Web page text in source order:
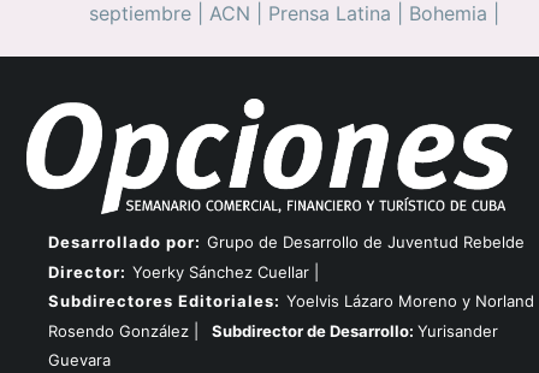
septiembre| ACN Prensa Latina Bohemia
Desarrollado por: Grupo de Desarrollo de Juventud Rebelde
Director: Yoerky Sánchez Cuellar |
Subdirectores Editoriales: Yoelvis Lázaro Moreno y Norland
Rosendo González |
Subdirector de Desarrollo: Yurisander
Guevara